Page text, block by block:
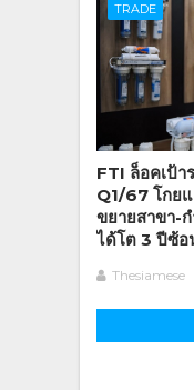
TRADE
FTI ล็อคเป้
Q1/67 โกย
ขยายสาขา-
ได้โต 3 ปีซ้อ
Thesiamese